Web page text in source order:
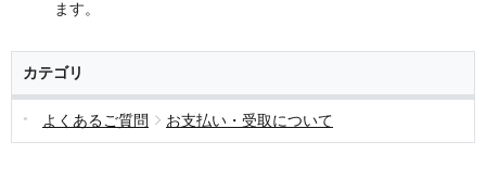
ます。
カテゴリ
よくあるご質問 お支払い・受取について